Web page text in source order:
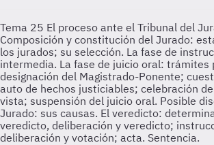
Tema 25 El proceso ante el Tribunal del
Composición y constitución del Jurado:
los jurados; su selección. La fase de
intermedia. La fase de juicio oral: trámites
designación del Magistrado-Ponente;
auto de hechos justiciables; celebración
vista; suspensión del juicio oral. Posible
Jurado: sus causas. El veredicto:
veredicto, deliberación y veredicto;
deliberación y votación; acta. Sentencia.